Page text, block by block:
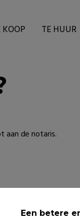
Een betere
KOOP TE HUUR
aan de notaris.